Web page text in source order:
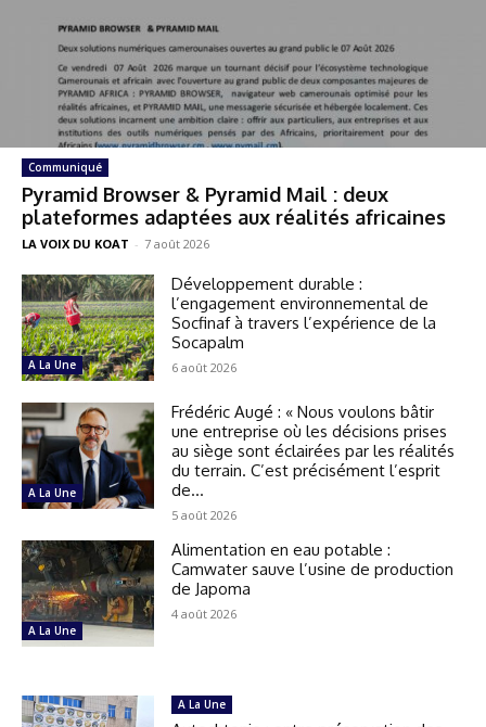
Communiqué
Pyramid Browser & Pyramid Mail : deux
plateformes adaptées aux réalités africaines
LA VOIX DU KOAT - 7 août 2026
A La Une
Développement durable :
l’engagement environnemental de
Socfinaf à travers l’expérience de la
Socapalm
6 août 2026
A La Une
Frédéric Augé : « Nous voulons bâtir
une entreprise où les décisions prises
au siège sont éclairées par les réalités
du terrain. C’est précisément l’esprit
de...
5 août 2026
A La Une
Alimentation en eau potable :
Camwater sauve l’usine de production
de Japoma
4 août 2026
A La Une